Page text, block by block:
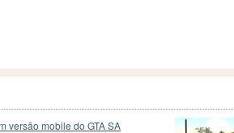
versão mobile do GTA SA